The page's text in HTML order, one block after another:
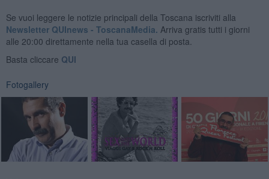
Se vuoi leggere le notizie principali della Toscana iscriviti alla
Newsletter QUInews - ToscanaMedia. Arriva gratis tutti i giorni
alle 20:00 direttamente nella tua casella di posta.
Basta cliccare QUI
Fotogallery